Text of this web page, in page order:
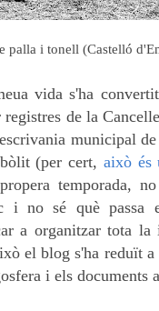
palla i tonell (Castelló
vida s'ha
registres de la
municipal
(per cert, això és
temporada,
i no sé què passa
a organitzar tota la
el blog s'ha reduït
i els documents